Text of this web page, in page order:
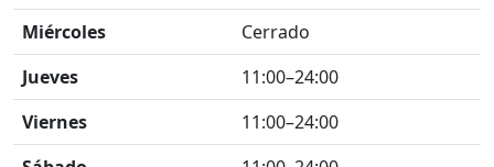
Miércoles
Cerrado
Jueves
11:00–24:00
Viernes
11:00–24:00